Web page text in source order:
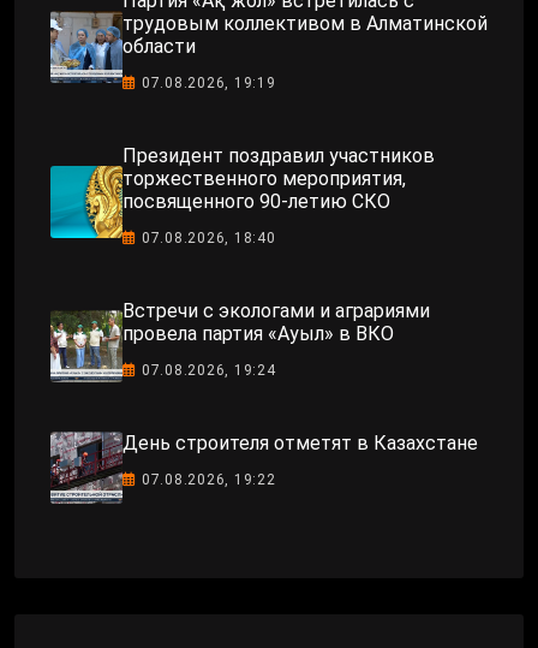
трудовым коллективом в Алматинской
области
07.08.2026, 19:19
Президент поздравил участников
торжественного мероприятия,
посвященного 90-летию СКО
07.08.2026, 18:40
Встречи с экологами и аграриями
провела партия «Ауыл» в ВКО
07.08.2026, 19:24
День строителя отметят в Казахстане
07.08.2026, 19:22